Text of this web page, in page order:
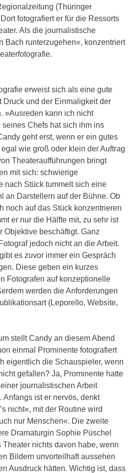
(Thüringer
fotografiert er für die Ressorts
Als die journalistische
Bach runterzugehen«, konzentriert
erweist sich als eine gute
Druck und der Einmaligkeit der
»Ausreden kann ich nicht
Chefs hat sich ihm ins
geht erst, wenn er ein gutes
wie groß oder klein der Auftrag
Theateraufführungen bringt
mit sich: schwierige
nach Stück tummelt sich eine
an Darstellern auf der Bühne. Ob
noch auf das Stück konzentrieren
er nur die Hälfte mit, zu sehr ist
Objektive beschäftigt. Ganz
jedoch nicht an die Arbeit.
es zuvor immer ein Gespräch
Diese geben ein kurzes
Fotografen auf konzeptionelle
werden die Anforderungen
(Leporello, Website,
stellt Candy an diesem Abend
einmal Prominente fotografiert
eigentlich die Schauspieler, wenn
gefallen? Ja, Prominente hatte
journalistischen Arbeit
Anfangs ist er nervös, denkt
nicht«, mit der Routine wird
nur Menschen«. Die zweite
Dramaturgin Sophie Püschel
nichts davon habe, wenn
Bildern unvorteilhaft aussehen
Ausdruck hätten. Wichtig ist, dass